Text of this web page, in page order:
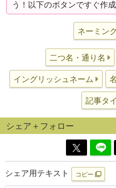
う！以下のボタンですぐ作
ネーミン
二つ名・通り名
イングリッシュネーム
記事タ
シェア＋フォロー
シェア用テキスト コピー